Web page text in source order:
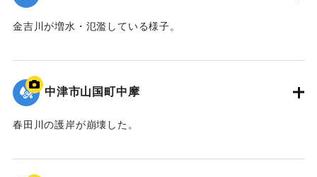
金吉川が増水・氾濫している様子。
｜固有コード:09922043
中津市山国町中摩
春田川の護岸が崩壊した。
｜固有コード:09922042